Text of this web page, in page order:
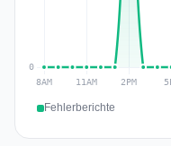
Fehlerberichte